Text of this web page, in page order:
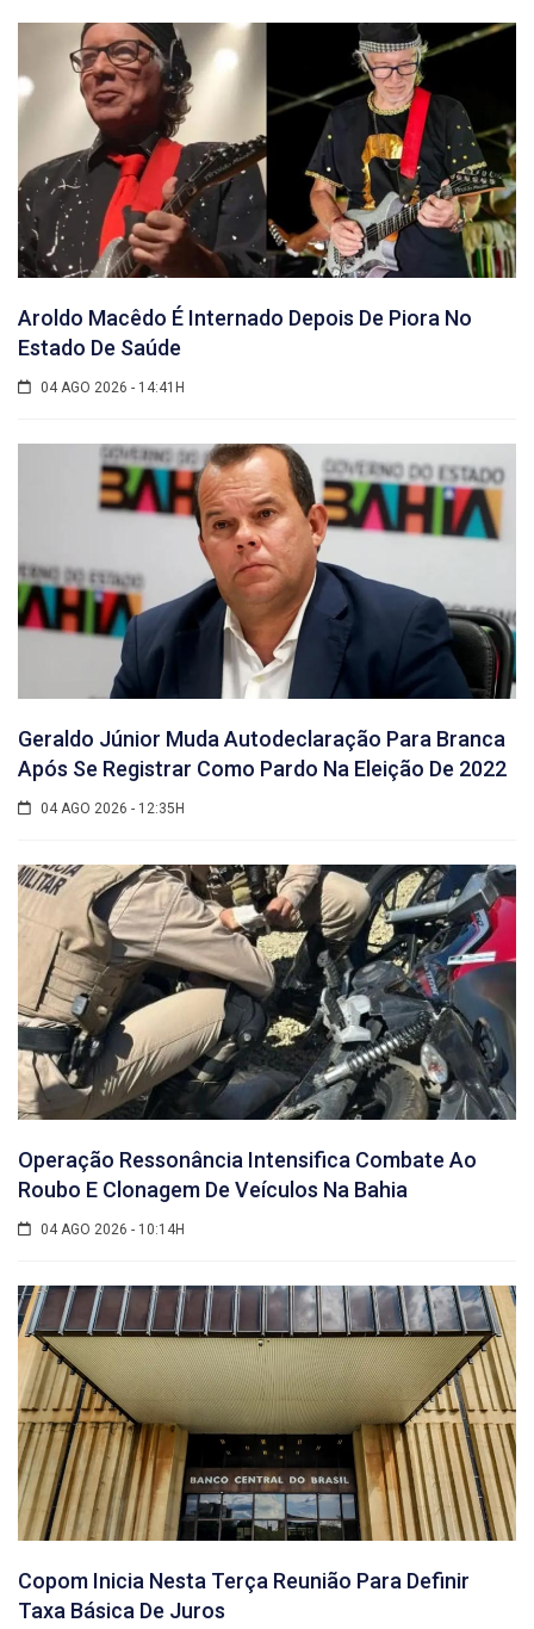
Aroldo Macêdo É Internado Depois De Piora No
Estado De Saúde
04 AGO 2026 - 14:41H
Geraldo Júnior Muda Autodeclaração Para Branca
Após Se Registrar Como Pardo Na Eleição De 2022
04 AGO 2026 - 12:35H
Operação Ressonância Intensifica Combate Ao
Roubo E Clonagem De Veículos Na Bahia
04 AGO 2026 - 10:14H
Copom Inicia Nesta Terça Reunião Para Definir
Taxa Básica De Juros